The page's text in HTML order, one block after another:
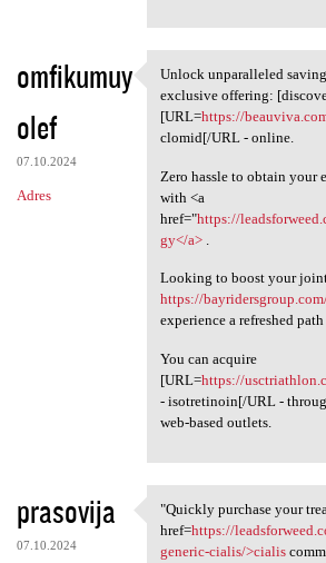
omfikumuy
olef
07.10.2024
Adres
Unlock unparalleled
Unlock unparalleled
exclusive offering:
[URL=https://
clomid[/URL - online.
Zero hassle to obtain your
with <a
href="https://
gy</a>.
Looking to boost your
https://
experience a refreshed
You can acquire
[URL=https://
- isotretinoin[/URL -
web-based outlets.
prasovija
07.10.2024
"Quickly purchase
"Quickly purchase your
href=https://
generic-cialis/>cialis